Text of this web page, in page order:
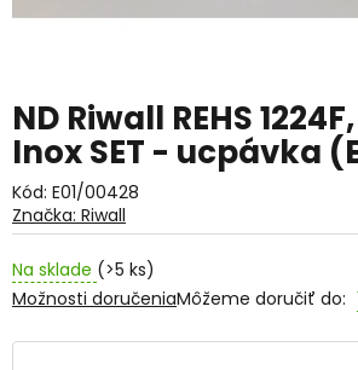
ND Riwall REHS
Inox SET - ucpávka
Kód: E01/00428
Na sklade (>5 ks)
Môžeme doručiť do:
Možnosti doručenia
Značka: Riwall